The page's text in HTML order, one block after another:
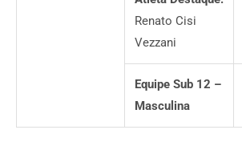
Renato Cisi
Vezzani
Equipe Sub 12 –
Masculina